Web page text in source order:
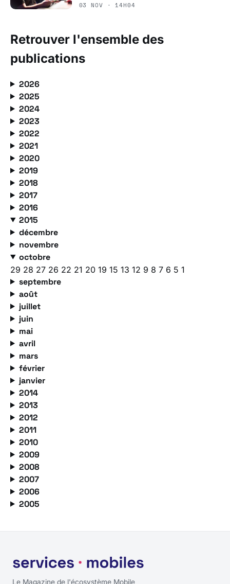
03 NOV · 14H04
Retrouver l'ensemble des
publications
2026
2025
2024
2023
2022
2021
2020
2019
2018
2017
2016
2015
décembre
novembre
octobre
29 28 27 26 22 21 20 19 15 13 12 9 8 7 6 5 1
septembre
août
juillet
juin
mai
avril
mars
février
janvier
2014
2013
2012
2011
2010
2009
2008
2007
2006
2005
Le Magazine de l'écosystème Mobile